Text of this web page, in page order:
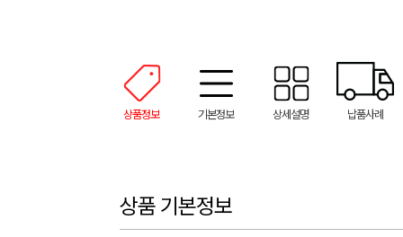
상품정보 기본정보 상세설명 납품사례
상품 기본정보